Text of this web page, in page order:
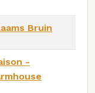
Bruin
-